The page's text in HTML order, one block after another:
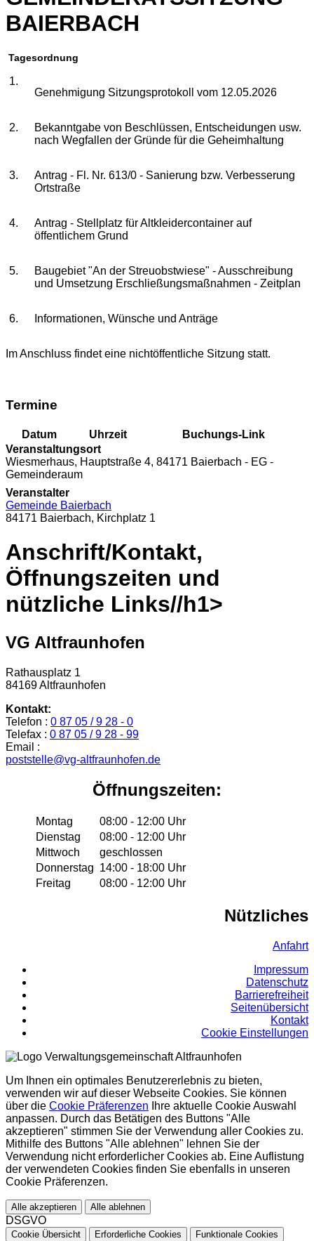
BAIERBACH
Tagesordnung
1.
Genehmigung Sitzungsprotokoll vom 12.05.2026
2.
Bekanntgabe von Beschlüssen, Entscheidungen usw.
nach Wegfallen der Gründe für die Geheimhaltung
3.
Antrag - Fl. Nr. 613/0 - Sanierung bzw. Verbesserung
Ortstraße
4.
Antrag - Stellplatz für Altkleidercontainer auf
öffentlichem Grund
5.
Baugebiet "An der Streuobstwiese" - Ausschreibung
und Umsetzung Erschließungsmaßnahmen - Zeitplan
6. Informationen, Wünsche und Anträge
Im Anschluss findet eine nichtöffentliche Sitzung statt.
Termine
Datum Uhrzeit
Buchungs-Link
Veranstaltungsort
Wiesmerhaus, Hauptstraße 4, 84171 Baierbach - EG -
Gemeinderaum
Veranstalter
Gemeinde Baierbach
84171 Baierbach, Kirchplatz 1
Anschrift/Kontakt,
Öffnungszeiten und
nützliche Links//h1>
VG Altfraunhofen
Rathausplatz 1
84169 Altfraunhofen
Kontakt:
Telefon : 0 87 05 / 9 28 - 0
Telefax : 0 87 05 / 9 28 - 99
Email :
poststelle@vg-altfraunhofen.de
Öffnungszeiten:
Montag
08:00 - 12:00 Uhr
Dienstag
08:00 - 12:00 Uhr
Mittwoch
geschlossen
Donnerstag 14:00 - 18:00 Uhr
Freitag
08:00 - 12:00 Uhr
Nützliches
Anfahrt
Impressum
Datenschutz
Barrierefreiheit
Seitenübersicht
Kontakt
Cookie Einstellungen
Um Ihnen ein optimales Benutzererlebnis zu bieten,
verwenden wir auf dieser Webseite Cookies. Sie können
über die Cookie Präferenzen Ihre aktuelle Cookie Auswahl
anpassen. Durch das Betätigen des Buttons "Alle
akzeptieren" stimmen Sie der Verwendung aller Cookies zu.
Mithilfe des Buttons "Alle ablehnen" lehnen Sie der
Verwendung nicht erforderlicher Cookies ab. Eine Auflistung
der verwendeten Cookies finden Sie ebenfalls in unseren
Cookie Präferenzen.
Alle akzeptieren Alle ablehnen
DSGVO
Cookie Übersicht Erforderliche Cookies Funktionale Cookies